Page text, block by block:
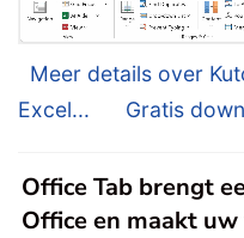
Meer details over
Excel...
Gratis
Office Tab brengt
Office en maakt